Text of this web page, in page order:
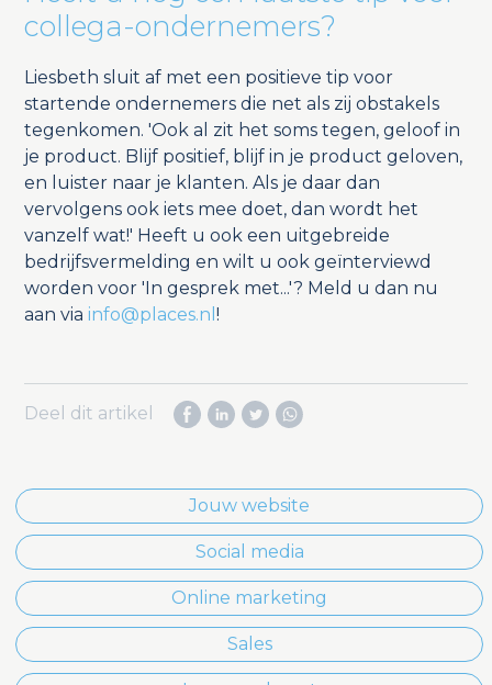
collega-ondernemers?
Liesbeth sluit af met een positieve tip voor
startende ondernemers die net als zij obstakels
tegenkomen. 'Ook al zit het soms tegen, geloof in
je product. Blijf positief, blijf in je product geloven,
en luister naar je klanten. Als je daar dan
vervolgens ook iets mee doet, dan wordt het
vanzelf wat!' Heeft u ook een uitgebreide
bedrijfsvermelding en wilt u ook geïnterviewd
worden voor 'In gesprek met...'? Meld u dan nu
aan via info@places.nl !
Deel dit artikel
Jouw website
Social media
Online marketing
Sales